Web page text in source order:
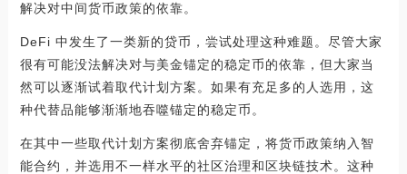
解决对中间货币政策的依靠。
DeFi 中发生了一类新的贷币，尝试处理这种难题。尽管大家
很有可能没法解决对与美金锚定的稳定币的依靠，但大家当
然可以逐渐试着取代计划方案。如果有充足多的人选用，这
种代替品能够渐渐地吞噬锚定的稳定币。
在其中一些取代计划方案彻底舍弃锚定，将货币政策纳入智
能合约，并选用不一样水平的社区治理和区块链技术。这种